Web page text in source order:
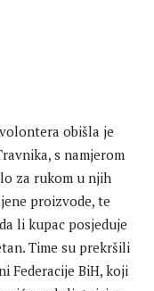
obišla je
s namjerom
za rukom u njih
proizvode, te
li kupac posjeduje
Time su prekršili
Federacije BiH, koji